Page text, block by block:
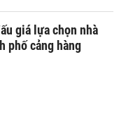
giá lựa chọn nhà
phố cảng hàng